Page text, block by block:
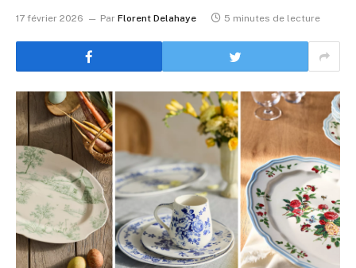
17 février 2026 Par Florent Delahaye 5 minutes de lecture